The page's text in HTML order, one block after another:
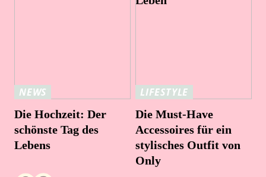
NEWS
Die Hochzeit: Der
schönste Tag des
Lebens
LIFESTYLE
Die Must-Have
Accessoires für ein
stylisches Outfit von
Only